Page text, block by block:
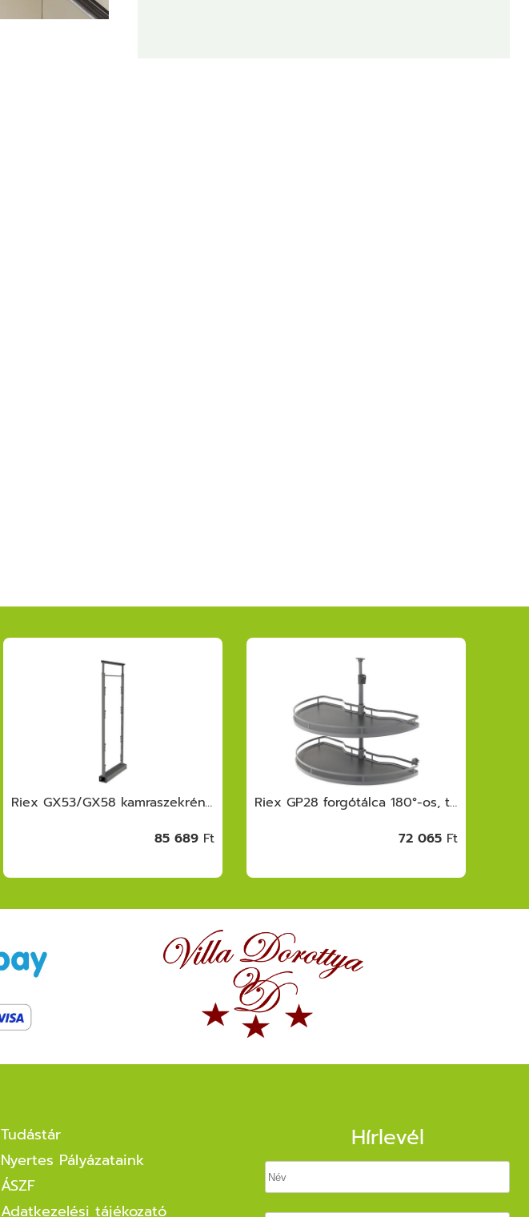
Riex GX53/GX58 kamraszekrény egység, ker ettel, fióksínnel, frontrögzítővel, 1850 -2000 mm, s.szürke
85 689 Ft
Riex GP28 forgótálca 180°-os, tömör fené k, W800, H600-750, sötétszürke
72 065 Ft
Tudástár
Nyertes Pályázataink
ÁSZF
Adatkezelési tájékozató
Hírlevél